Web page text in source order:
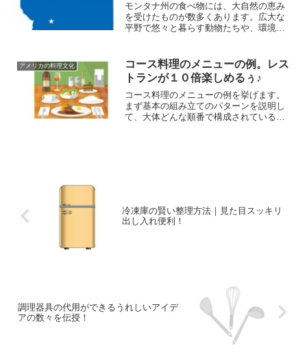
モンタナ州の食べ物には、大自然の恵み
を受けたものが数多くあります。広大な
平野で悠々と暮らす動物たちや、環境破
住民の食事など、モンタナ州の食べ物で
人気の品々を紹介します。
アメリカの料理文化
コース料理のメニューの例。レス
トランが１０倍楽しめるぅ♪
コース料理のメニューの例を挙げます。
まず基本の組み立てのパターンを説明し
て、大体どんな順番で構成されているの
冷凍庫の賢い整理方法｜見た目スッキリ
出し入れ便利！
調理器具の代用ができるうれしいアイデ
アの数々を伝授！